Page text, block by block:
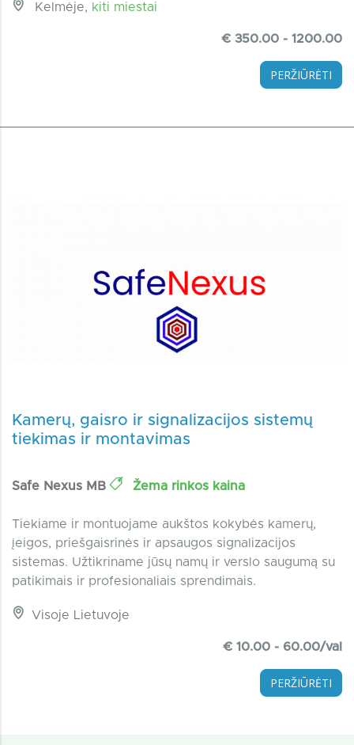
Kelmėje, kiti miestai
€ 350.00 - 1200.00
PERŽIŪRĖTI
Kamerų, gaisro ir signalizacijos sistemų
tiekimas ir montavimas
Safe Nexus MB Žema rinkos kaina
Tiekiame ir montuojame aukštos kokybės kamerų,
įeigos, priešgaisrinės ir apsaugos signalizacijos
sistemas. Užtikriname jūsų namų ir verslo saugumą su
patikimais ir profesionaliais sprendimais.
Visoje Lietuvoje
€ 10.00 - 60.00/val
PERŽIŪRĖTI